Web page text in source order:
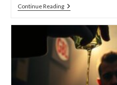
Continue ReadingDie
–
Aktuelle
Trends
Und
Entwicklungen